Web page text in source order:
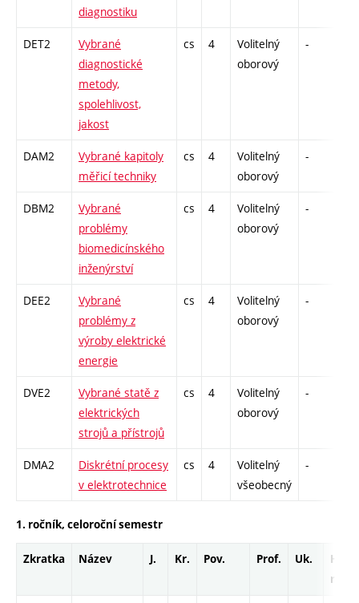
diagnostiku
DET2
Vybrané
diagnostické
metody,
spolehlivost,
jakost
cs 4
Volitelný
oborový
-
DAM2
Vybrané kapitoly
měřicí techniky
cs 4
Volitelný
oborový
-
DBM2
Vybrané
problémy
biomedicínského
inženýrství
cs 4
Volitelný
oborový
-
DEE2
Vybrané
problémy z
výroby elektrické
energie
cs 4
Volitelný
oborový
-
DVE2
Vybrané statě z
elektrických
strojů a přístrojů
cs 4
Volitelný
oborový
-
DMA2
Diskrétní procesy
v elektrotechnice
cs 4
Volitelný
všeobecný
-
1. ročník, celoroční semestr
Zkratka Název J. Kr. Pov. Prof. Uk.
Hod.